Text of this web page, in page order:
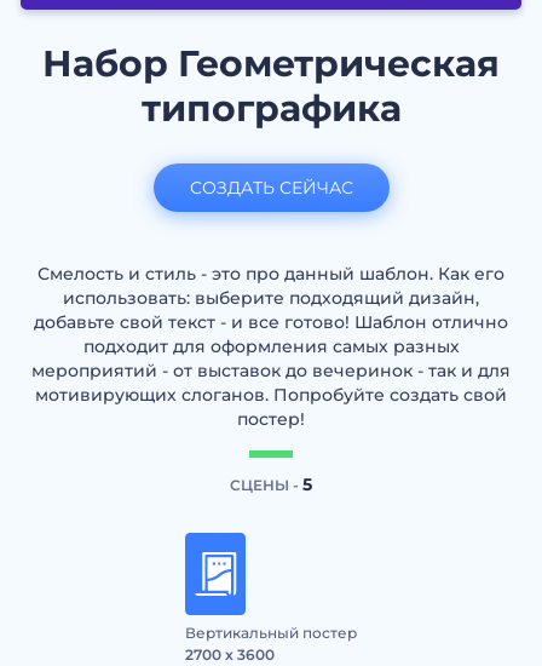
Набор Геометрическая
типографика
Смелость и стиль - это про данный шаблон. Как его
использовать: выберите подходящий дизайн,
добавьте свой текст - и все готово! Шаблон отлично
подходит для оформления самых разных
мероприятий - от выставок до вечеринок - так и для
мотивирующих слоганов. Попробуйте создать свой
постер!
СЦЕНЫ - 5
Вертикальный постер
2700 x 3600
СОЗДАТЬ СЕЙЧАС